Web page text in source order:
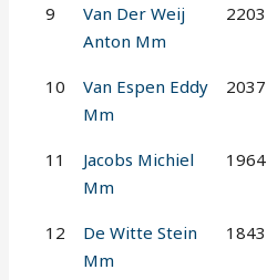
9
Van Der Weij
Anton Mm
2203
10
Van Espen Eddy
Mm
2037
11
Jacobs Michiel
Mm
1964
12
De Witte Stein
Mm
1843